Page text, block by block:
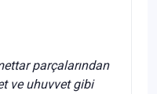
parçalarından
ve uhuvvet gibi